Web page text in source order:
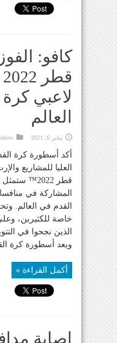
كافو:
لاعبي
العالم
يناير 6, 2021
أكد أسطورة كرة
قطر 2022™
المشاركة في
القدم في العالم.
خاصة للكثيرين،
الذين نجحوا في
ويعد أسطورة كرة
أكمل القراءة »
إصابة